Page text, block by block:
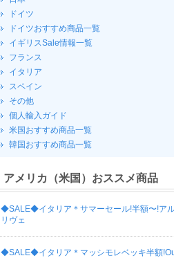
ドイツ
ドイツおすすめ商品一覧
イギリスSale情報一覧
フランス
イタリア
スペイン
その他
個人輸入ガイド
米国おすすめ商品一覧
韓国おすすめ商品一覧
アメリカ（米国）おススメ商品
◆SALE◆イタリア＊サマーセール!半額〜!ア
リヴェ
◆SALE◆イタリア＊マッシモレベッキ半額